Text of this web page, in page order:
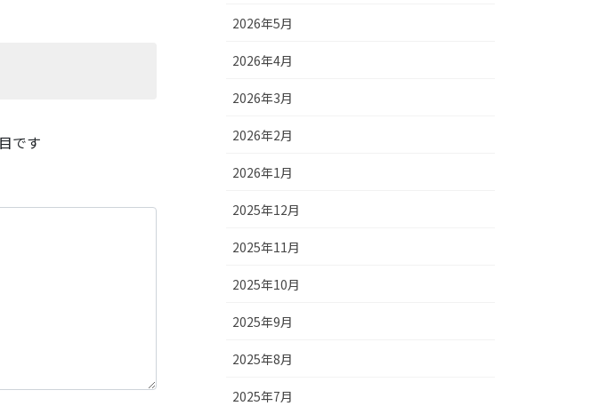
です
2026年5月
2026年4月
2026年3月
2026年2月
2026年1月
2025年12月
2025年11月
2025年10月
2025年9月
2025年8月
2025年7月